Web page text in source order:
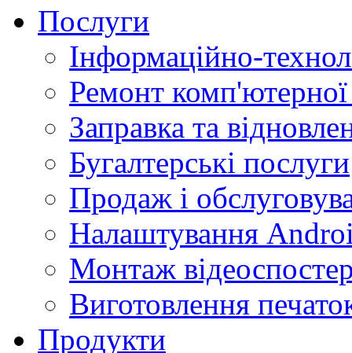
Послуги
Інформаційно-
Ремонт комп'ютерної
Заправка та
Бугалтерські послуги
Продаж і
Налаштування
Монтаж
Виготовлення
Продукти